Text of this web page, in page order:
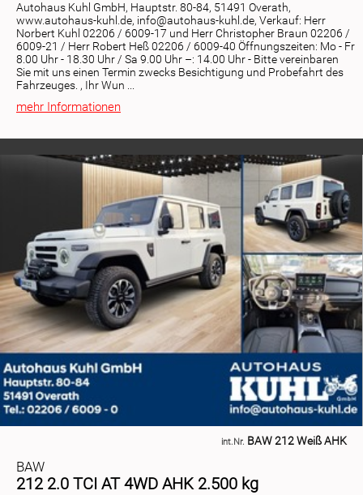
Autohaus Kuhl GmbH, Hauptstr. 80-84, 51491 Overath,
www.autohaus-kuhl.de, info@autohaus-kuhl.de, Verkauf: Herr
Norbert Kuhl 02206 / 6009-17 und Herr Christopher Braun 02206 /
6009-21 / Herr Robert Heß 02206 / 6009-40 Öffnungszeiten: Mo - Fr
8.00 Uhr - 18.30 Uhr / Sa 9.00 Uhr –: 14.00 Uhr - Bitte vereinbaren
Sie mit uns einen Termin zwecks Besichtigung und Probefahrt des
Fahrzeuges. , Ihr Wun ...
mehr Informationen
int.Nr. BAW 212 Weiß AHK
BAW
212 2.0 TCI AT 4WD AHK 2.500 kg